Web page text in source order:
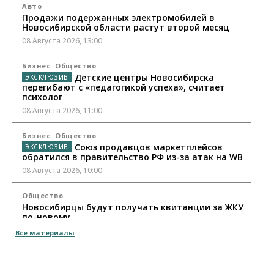
Авто
Продажи подержанных электромобилей в
Новосибирской области растут второй месяц
08 Августа 2026, 13:00
Бизнес Общество
Детские центры Новосибирска
перегибают с «педагогикой успеха», считает
психолог
08 Августа 2026, 11:00
Бизнес Общество
Союз продавцов маркетплейсов
обратился в правительство РФ из-за атак на WB
08 Августа 2026, 10:00
Общество
Новосибирцы будут получать квитанции за ЖКУ
по-новому
08 Августа 2026, 09:00
Все материалы